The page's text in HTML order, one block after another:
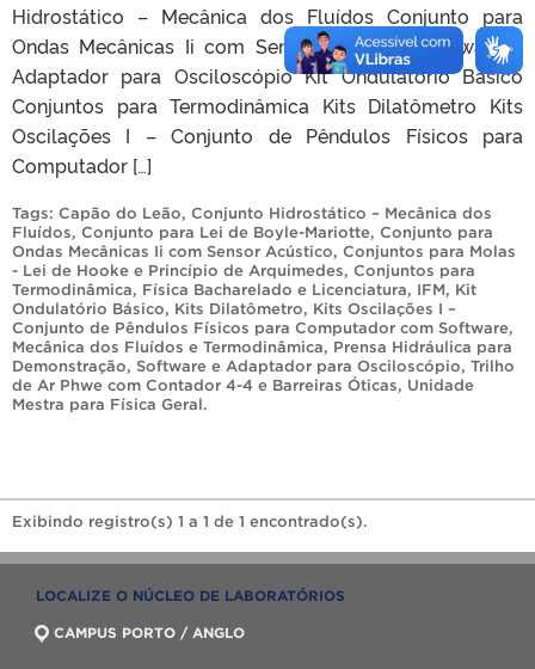
Hidrostático – Mecânica dos Fluídos Conjunto para
Ondas Mecânicas Ii com Sensor Acústico, Software e
Adaptador para Osciloscópio Kit Ondulatório Básico
Conjuntos para Termodinâmica Kits Dilatômetro Kits
Oscilações I – Conjunto de Pêndulos Físicos para
Computador […]
Tags: Capão do Leão, Conjunto Hidrostático – Mecânica dos
Fluídos, Conjunto para Lei de Boyle-Mariotte, Conjunto para
Ondas Mecânicas Ii com Sensor Acústico, Conjuntos para Molas
- Lei de Hooke e Princípio de Arquimedes, Conjuntos para
Termodinâmica, Física Bacharelado e Licenciatura, IFM, Kit
Ondulatório Básico, Kits Dilatômetro, Kits Oscilações I –
Conjunto de Pêndulos Físicos para Computador com Software,
Mecânica dos Fluídos e Termodinâmica, Prensa Hidráulica para
Demonstração, Software e Adaptador para Osciloscópio, Trilho
de Ar Phwe com Contador 4-4 e Barreiras Óticas, Unidade
Mestra para Física Geral.
Exibindo registro(s) 1 a 1 de 1 encontrado(s).
LOCALIZE O NÚCLEO DE LABORATÓRIOS
CAMPUS PORTO / ANGLO